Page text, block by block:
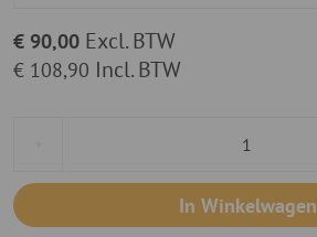
€ 108,90 Incl. BTW
€ 90,00 Excl. BTW
In Winkelwagen